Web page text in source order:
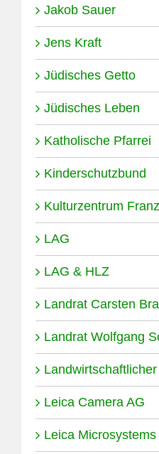
Jakob Sauer
Jens Kraft
Jüdisches Getto
Jüdisches Leben
Katholische Pfarrei
Kinderschutzbund
Kulturzentrum
LAG
LAG & HLZ
Landrat Carsten
Landrat Wolfgang
Leica Camera AG
Leica Microsystems